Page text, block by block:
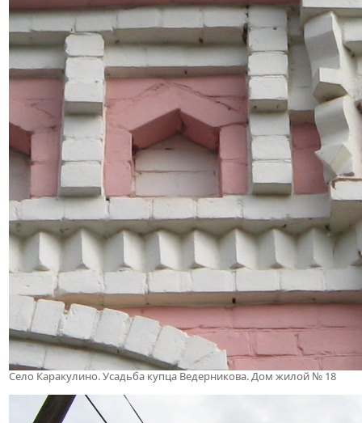
Село Каракулино. Усадьба купца Ведерникова. Дом жилой № 18